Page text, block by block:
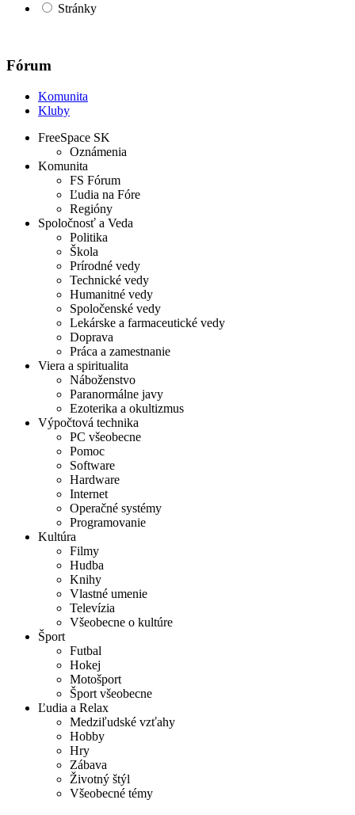
Stránky
Fórum
Komunita
Kluby
FreeSpace SK
Oznámenia
Komunita
FS Fórum
Ľudia na Fóre
Regióny
Spoločnosť a Veda
Politika
Škola
Prírodné vedy
Technické vedy
Humanitné vedy
Spoločenské vedy
Lekárske a farmaceutické vedy
Doprava
Práca a zamestnanie
Viera a spiritualita
Náboženstvo
Paranormálne javy
Ezoterika a okultizmus
Výpočtová technika
PC všeobecne
Pomoc
Software
Hardware
Internet
Operačné systémy
Programovanie
Kultúra
Filmy
Hudba
Knihy
Vlastné umenie
Televízia
Všeobecne o kultúre
Šport
Futbal
Hokej
Motošport
Šport všeobecne
Ľudia a Relax
Medziľudské vzťahy
Hobby
Hry
Zábava
Životný štýl
Všeobecné témy